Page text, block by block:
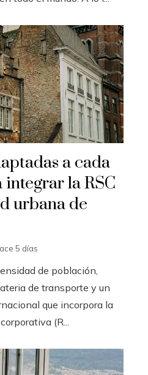
a cada
la RSC
urbana de
5 días
de población,
de transporte y un
que incorpora la
(R...